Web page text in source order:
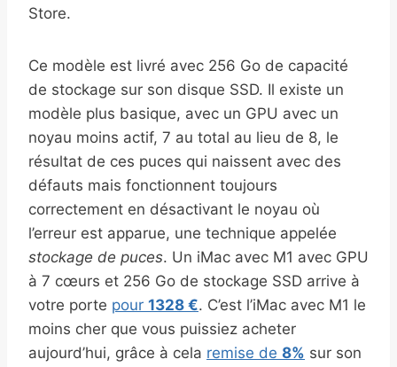
Store.
Ce modèle est livré avec 256 Go de capacité
de stockage sur son disque SSD. Il existe un
modèle plus basique, avec un GPU avec un
noyau moins actif, 7 au total au lieu de 8, le
résultat de ces puces qui naissent avec des
défauts mais fonctionnent toujours
correctement en désactivant le noyau où
l’erreur est apparue, une technique appelée
stockage de puces. Un iMac avec M1 avec GPU
à 7 cœurs et 256 Go de stockage SSD arrive à
votre porte pour 1328 €. C’est l’iMac avec M1 le
moins cher que vous puissiez acheter
aujourd’hui, grâce à cela remise de 8% sur son